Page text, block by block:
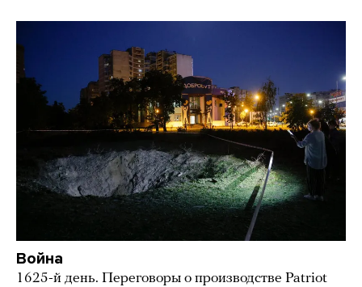
Война
1625-й день. Переговоры о производстве Patriot